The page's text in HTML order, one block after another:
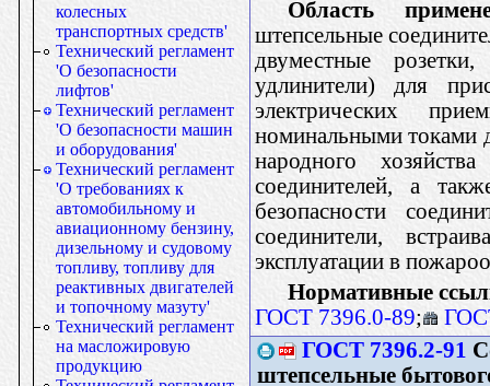
колесных
транспортных средств'
Технический регламент
'О безопасности
лифтов'
Технический регламент
'О безопасности машин
и оборудования'
Технический регламент
'О требованиях к
автомобильному и
авиационному бензину,
дизельному и судовому
топливу, топливу для
реактивных двигателей
и топочному мазуту'
Технический регламент
на масложировую
продукцию
Область
штепсельные
двуместные
удлинители) для
электрических
номинальными токами
народного
соединителей, а
безопасности
соединители,
эксплуатации в
Нормативные
ГОСТ 7396.0-89;
ГОСТ 7396.2-91
штепсельные